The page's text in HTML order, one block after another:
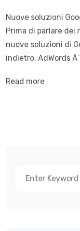
Nuove soluzioni
Prima di parlare dei
nuove soluzioni di
indietro. AdWords
Read more